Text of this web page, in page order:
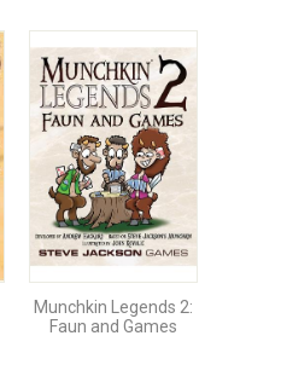
Munchkin Legends 2:
Faun and Games